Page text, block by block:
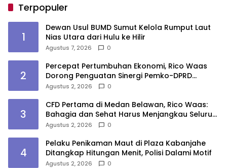
Terpopuler
1
Dewan Usul BUMD Sumut Kelola Rumput Laut
Nias Utara dari Hulu ke Hilir
Agustus 7, 2026 0
2
Percepat Pertumbuhan Ekonomi, Rico Waas
Dorong Penguatan Sinergi Pemko-DPRD
Medan
Agustus 2, 2026 0
3
CFD Pertama di Medan Belawan, Rico Waas:
Bahagia dan Sehat Harus Menjangkau Seluruh
Sudut Kota Medan
Agustus 2, 2026 0
4
Pelaku Penikaman Maut di Plaza Kabanjahe
Ditangkap Hitungan Menit, Polisi Dalami Motif
Agustus 2, 2026 0